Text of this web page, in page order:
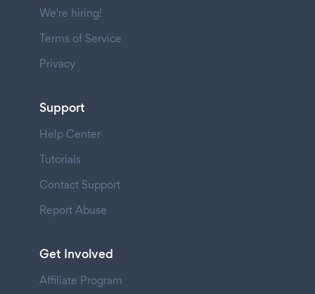
We're hiring!
Terms of Service
Privacy
Support
Help Center
Tutorials
Contact Support
Report Abuse
Get Involved
Affiliate Program